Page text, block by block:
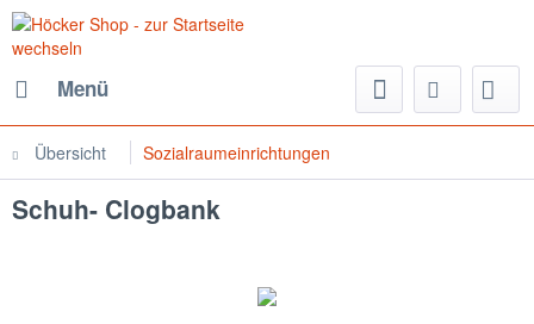
Menü
Übersicht Sozialraumeinrichtungen
Schuh- Clogbank